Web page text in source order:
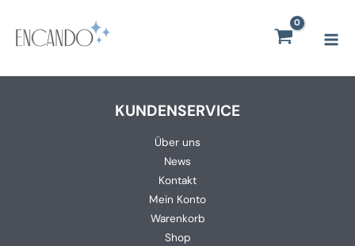
Inhalt
springen
KUNDENSERVICE
Über uns
News
Kontakt
Mein Konto
Warenkorb
Shop